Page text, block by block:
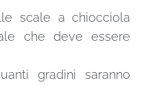
scale a chiocciola
che deve essere
gradini saranno